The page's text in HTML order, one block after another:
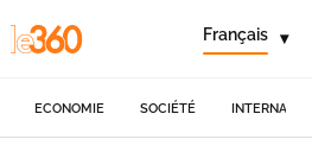
Français ▾
ECONOMIE SOCIÉTÉ